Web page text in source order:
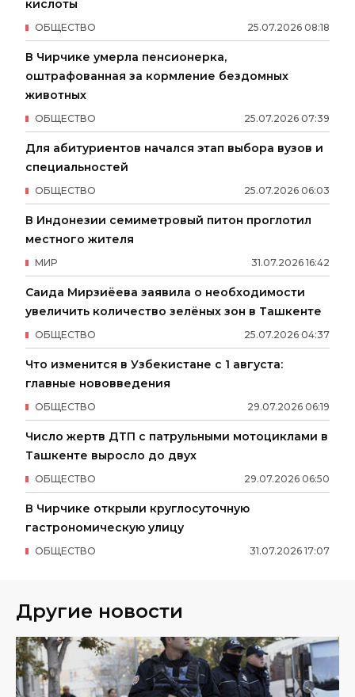
кислоты
25.07.2026 08:18
ОБЩЕСТВО
В Чирчике умерла пенсионерка,
оштрафованная за кормление бездомных
животных
25.07.2026 07:39
ОБЩЕСТВО
Для абитуриентов начался этап выбора вузов и
специальностей
25.07.2026 06:03
ОБЩЕСТВО
В Индонезии семиметровый питон проглотил
местного жителя
31.07.2026 16:42
МИР
Саида Мирзиёева заявила о необходимости
увеличить количество зелёных зон в Ташкенте
25.07.2026 04:37
ОБЩЕСТВО
Что изменится в Узбекистане с 1 августа:
главные нововведения
29.07.2026 06:19
ОБЩЕСТВО
Число жертв ДТП с патрульными мотоциклами в
Ташкенте выросло до двух
29.07.2026 06:50
ОБЩЕСТВО
В Чирчике открыли круглосуточную
гастрономическую улицу
31.07.2026 17:07
ОБЩЕСТВО
Другие новости